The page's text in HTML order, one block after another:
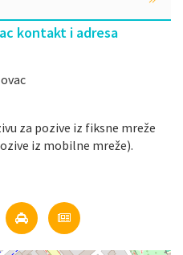
kontakt i adresa
za pozive iz fiksne mreže
iz mobilne mreže).